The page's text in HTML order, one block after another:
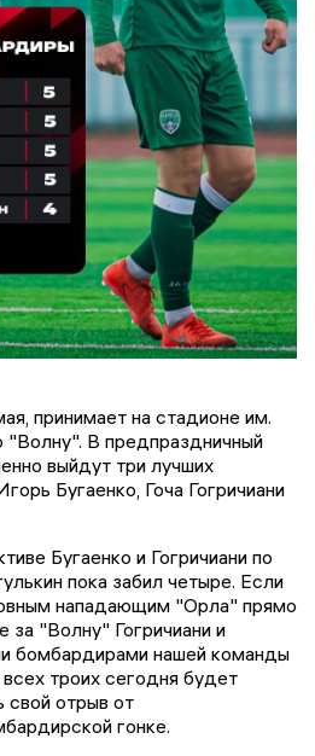
принимает на стадионе им.
В предпраздничный
выйдут три лучших
Бугаенко, Гоча Гогричиани
Бугаенко и Гогричиани по
пока забил четыре. Если
нападающим "Орла" прямо
за "Волну" Гогричиани и
бомбардирами нашей команды
троих сегодня будет
свой отрыв от
гонке.